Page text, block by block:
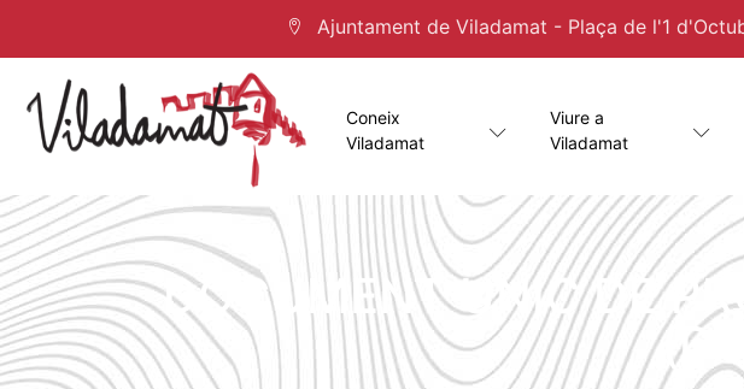
Ajuntament de Viladamat - Plaça de l'1
Coneix
Viladamat
Viure a
Viladamat
DOCUMENT ÚNIC DE